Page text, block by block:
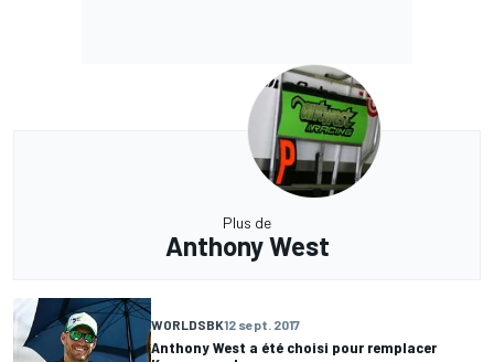
Plus de
Anthony West
WORLDSBK12 sept. 2017
Anthony West a été choisi pour remplacer